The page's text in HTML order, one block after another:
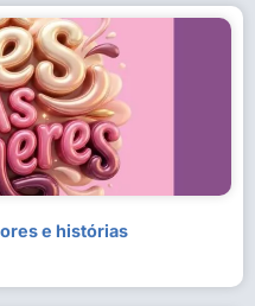
e histórias